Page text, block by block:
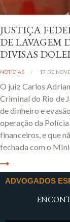
JUSTIÇA
DE LAVAGEM
DIVISAS
NOTÍCIAS 17 DE
O juiz Carlos
Criminal do Rio de
de dinheiro e
operação da
financeiros, e que
fechada com o
ADVOGADOS